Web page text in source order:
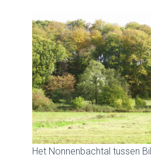
Het Nonnenbachtal tussen